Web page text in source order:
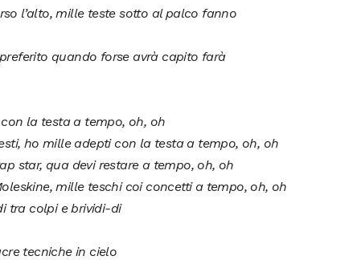
l’alto, mille teste sotto al palco fanno
quando forse avrà capito farà
la testa a tempo, oh, oh
ho mille adepti con la testa a tempo, oh, oh
star, qua devi restare a tempo, oh, oh
mille teschi coi concetti a tempo, oh, oh
tra colpi e brividi-di
tecniche in cielo